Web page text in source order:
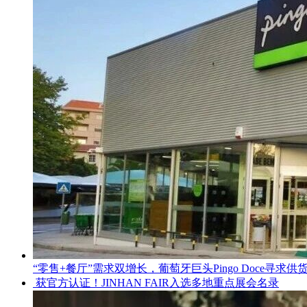
“零售+餐厅”需求双增长，葡萄牙巨头Pingo Doce寻求供
获官方认证！JINHAN FAIR入选多地重点展会名录